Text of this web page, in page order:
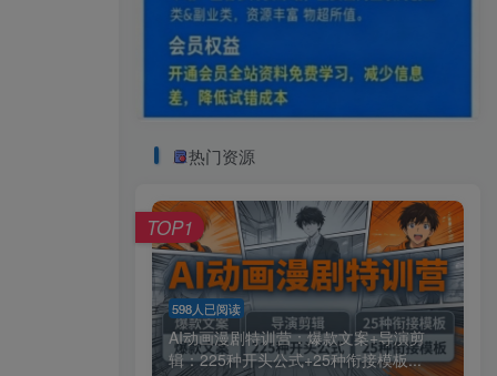
热门资源
598人已阅读
AI动画漫剧特训营：爆款文案+导演剪
辑：225种开头公式+25种衔接模板...
TOP1